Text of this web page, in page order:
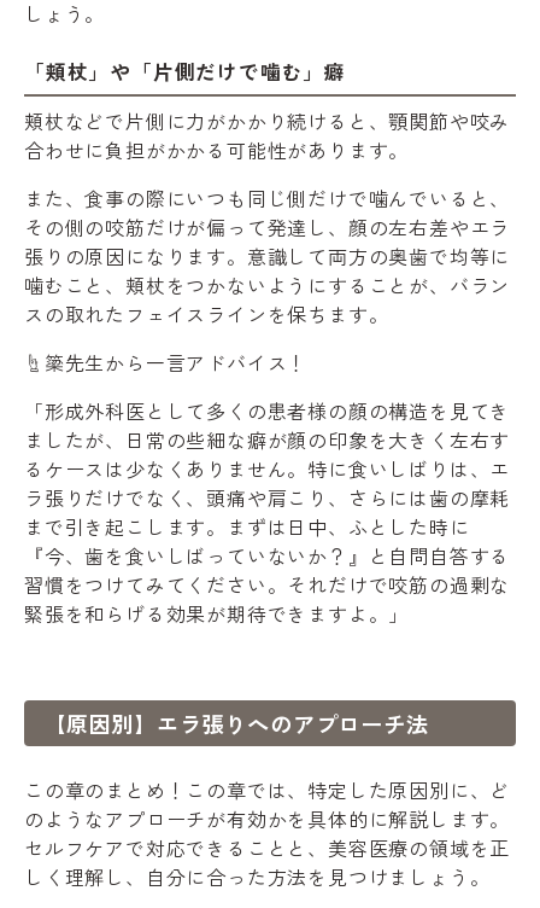
しょう。
「頬杖」や「片側だけで噛む」癖
頬杖などで片側に力がかかり続けると、顎関節や咬み
合わせに負担がかかる可能性があります。
また、食事の際にいつも同じ側だけで噛んでいると、
その側の咬筋だけが偏って発達し、顔の左右差やエラ
張りの原因になります。意識して両方の奥歯で均等に
噛むこと、頬杖をつかないようにすることが、バラン
スの取れたフェイスラインを保ちます。
☝️簗先生から一言アドバイス！
「形成外科医として多くの患者様の顔の構造を見てき
ましたが、日常の些細な癖が顔の印象を大きく左右す
るケースは少なくありません。特に食いしばりは、エ
ラ張りだけでなく、頭痛や肩こり、さらには歯の摩耗
まで引き起こします。まずは日中、ふとした時に
『今、歯を食いしばっていないか？』と自問自答する
習慣をつけてみてください。それだけで咬筋の過剰な
緊張を和らげる効果が期待できますよ。」
【原因別】エラ張りへのアプローチ法
この章のまとめ！この章では、特定した原因別に、ど
のようなアプローチが有効かを具体的に解説します。
セルフケアで対応できることと、美容医療の領域を正
しく理解し、自分に合った方法を見つけましょう。